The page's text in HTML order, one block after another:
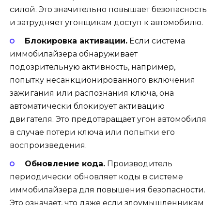
силой. Это значительно повышает безопасность
и затрудняет угонщикам доступ к автомобилю.
Блокировка активации.Если система
иммобилайзера обнаруживает
подозрительную активность, например,
попытку несанкционированного включения
зажигания или распознания ключа, она
автоматически блокирует активацию
двигателя. Это предотвращает угон автомобиля
в случае потери ключа или попытки его
воспроизведения.
Обновление кода.Производитель
периодически обновляет коды в системе
иммобилайзера для повышения безопасности.
Это означает, что даже если злоумышленникам